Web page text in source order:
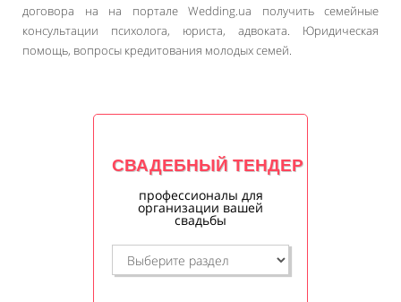
договора на на портале Wedding.ua получить семейные
консультации психолога, юриста, адвоката. Юридическая
помощь, вопросы кредитования молодых семей.
СВАДЕБНЫЙ ТЕНДЕР
профессионалы для
организации вашей
свадьбы